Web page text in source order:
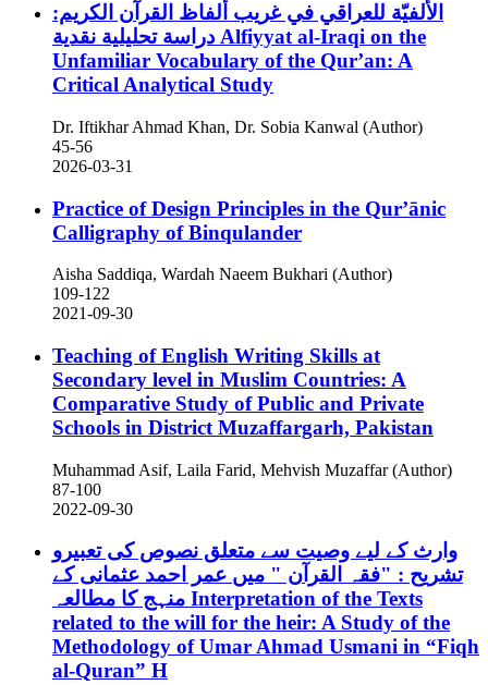
الألفيّة للعراقي في غريب ألفاظ القرآن الكريم:
Alfiyyat al-Iraqi on the
Unfamiliar Vocabulary of the Qur’an: A
Critical Analytical Study
Dr. Iftikhar Ahmad Khan, Dr. Sobia Kanwal (Author)
45-56
2026-03-31
Practice of Design Principles in the Qur’ānic
Calligraphy of Binqulander
Aisha Saddiqa, Wardah Naeem Bukhari (Author)
109-122
2021-09-30
Teaching of English Writing Skills at
Secondary level in Muslim Countries: A
Comparative Study of Public and Private
Schools in District Muzaffargarh, Pakistan
Muhammad Asif, Laila Farid, Mehvish Muzaffar (Author)
87-100
2022-09-30
وارث کے لیے وصیت سے متعلق نصوص کی تعبیرو
تشریح : "فقہ القرآن " میں عمر احمد عثمانی کے
Interpretation of the Texts
related to the will for the heir: A Study of the
Methodology of Umar Ahmad Usmani in “Fiqh
al-Quran” H